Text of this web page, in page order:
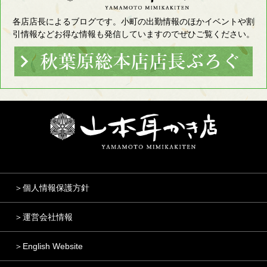
各店店長によるブログです。小町の出勤情報のほかイベントや割
引情報などお得な情報も発信していますのでぜひご覧ください。
＞個人情報保護方針
＞運営会社情報
＞English Website